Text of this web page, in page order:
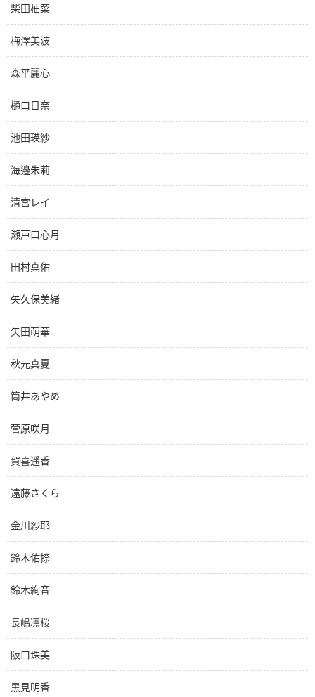
柴田柚菜
梅澤美波
森平麗心
樋口日奈
池田瑛紗
海邉朱莉
清宮レイ
瀬戸口心月
田村真佑
矢久保美緒
矢田萌華
秋元真夏
筒井あやめ
菅原咲月
賀喜遥香
遠藤さくら
金川紗耶
鈴木佑捺
鈴木絢音
長嶋凛桜
阪口珠美
黒見明香